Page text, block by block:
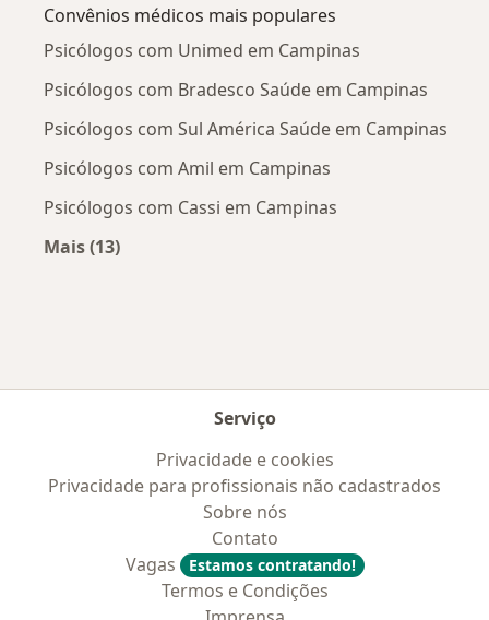
Convênios médicos mais populares
Psicólogos com Unimed em Campinas
Psicólogos com Bradesco Saúde em Campinas
Psicólogos com Sul América Saúde em Campinas
Psicólogos com Amil em Campinas
Psicólogos com Cassi em Campinas
Mais (13)
Serviço
Privacidade e cookies
Privacidade para profissionais não cadastrados
Sobre nós
Contato
Vagas
Estamos contratando!
Termos e Condições